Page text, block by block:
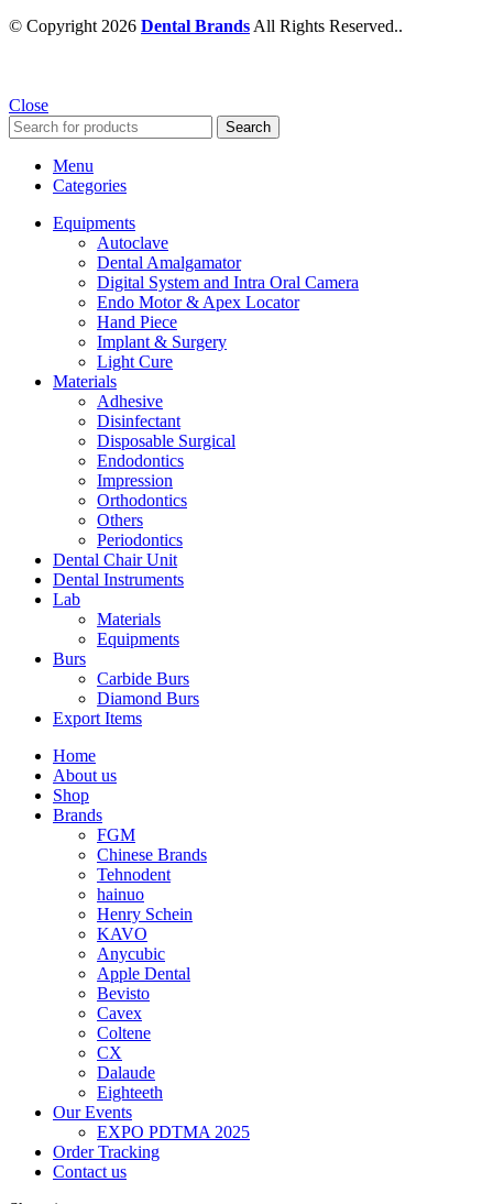
© Copyright 2026 Dental Brands All Rights Reserved..
Close
Search
Menu
Categories
Equipments
Autoclave
Dental Amalgamator
Digital System and Intra Oral Camera
Endo Motor & Apex Locator
Hand Piece
Implant & Surgery
Light Cure
Materials
Adhesive
Disinfectant
Disposable Surgical
Endodontics
Impression
Orthodontics
Others
Periodontics
Dental Chair Unit
Dental Instruments
Lab
Materials
Equipments
Burs
Carbide Burs
Diamond Burs
Export Items
Home
About us
Shop
Brands
FGM
Chinese Brands
Tehnodent
hainuo
Henry Schein
KAVO
Anycubic
Apple Dental
Bevisto
Cavex
Coltene
CX
Dalaude
Eighteeth
Our Events
EXPO PDTMA 2025
Order Tracking
Contact us